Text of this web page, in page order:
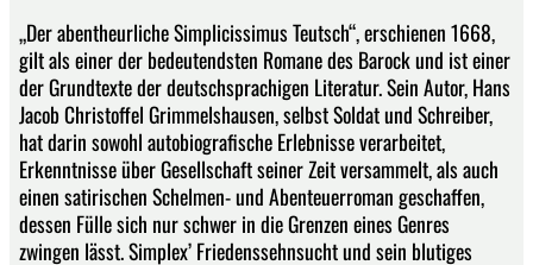
„Der abentheurliche Simplicissimus Teutsch“, erschienen 1668,
gilt als einer der bedeutendsten Romane des Barock und ist einer
der Grundtexte der deutschsprachigen Literatur. Sein Autor, Hans
Jacob Christoffel Grimmelshausen, selbst Soldat und Schreiber,
hat darin sowohl autobiografische Erlebnisse verarbeitet,
Erkenntnisse über Gesellschaft seiner Zeit versammelt, als auch
einen satirischen Schelmen- und Abenteuerroman geschaffen,
dessen Fülle sich nur schwer in die Grenzen eines Genres
zwingen lässt. Simplex’ Friedenssehnsucht und sein blutiges